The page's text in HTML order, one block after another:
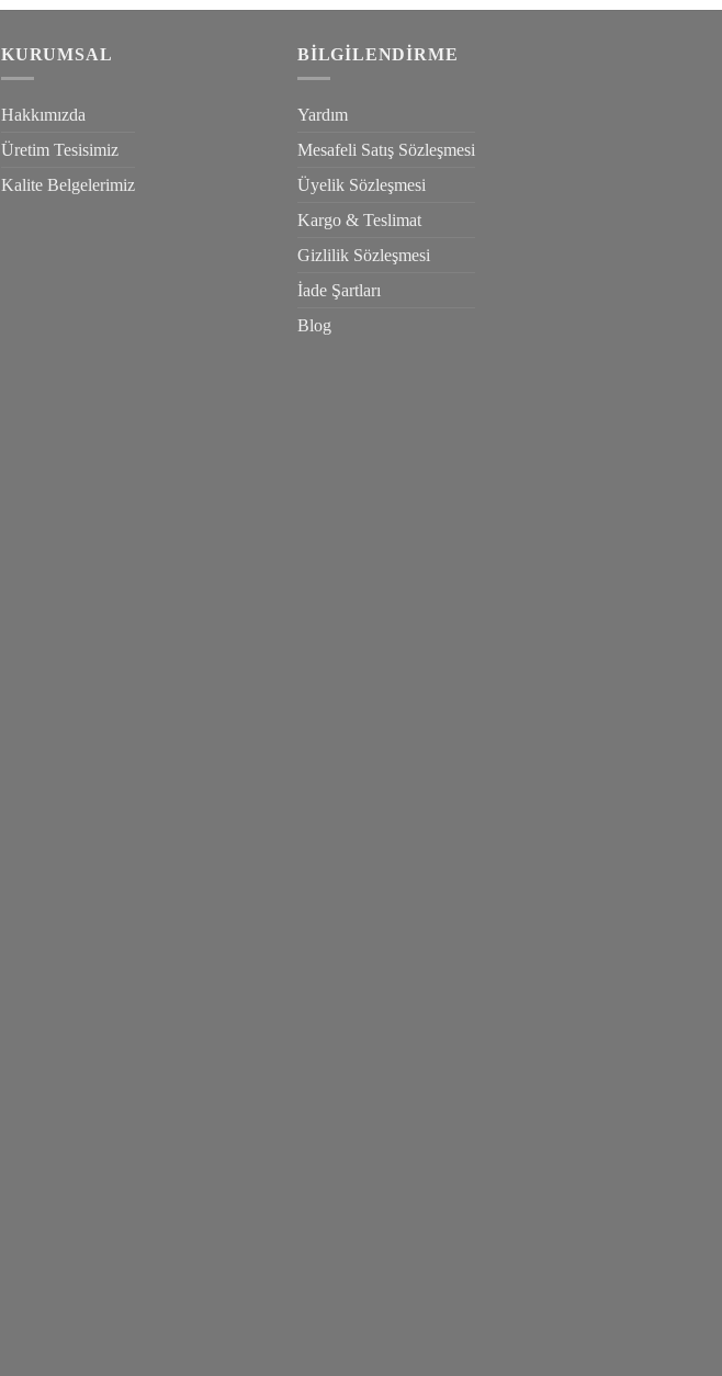
aldı
KURUMSAL
Hakkımızda
Üretim Tesisimiz
Kalite Belgelerimiz
BILGILENDIRME
Yardım
Mesafeli Satış Sözleşmesi
Üyelik Sözleşmesi
Kargo & Teslimat
Gizlilik Sözleşmesi
İade Şartları
Blog